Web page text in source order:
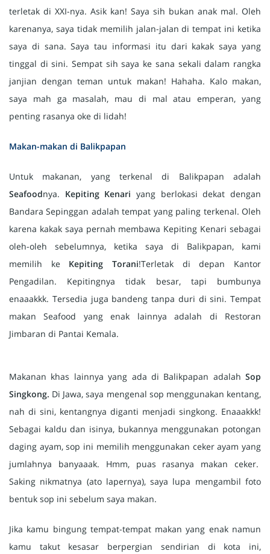
terletak di XXI-nya. Asik kan! Saya sih bukan anak mal. Oleh
karenanya, saya tidak memilih jalan-jalan di tempat ini ketika
saya di sana. Saya tau informasi itu dari kakak saya yang
tinggal di sini. Sempat sih saya ke sana sekali dalam rangka
janjian dengan teman untuk makan! Hahaha. Kalo makan,
saya mah ga masalah, mau di mal atau emperan, yang
penting rasanya oke di lidah!
Makan-makan di Balikpapan
Untuk makanan, yang terkenal di Balikpapan adalah
Seafoodnya. Kepiting Kenari yang berlokasi dekat dengan
Bandara Sepinggan adalah tempat yang paling terkenal. Oleh
karena kakak saya pernah membawa Kepiting Kenari sebagai
oleh-oleh sebelumnya, ketika saya di Balikpapan, kami
memilih ke Kepiting Torani!Terletak di depan Kantor
Pengadilan. Kepitingnya tidak besar, tapi bumbunya
enaaakkk. Tersedia juga bandeng tanpa duri di sini. Tempat
makan Seafood yang enak lainnya adalah di Restoran
Jimbaran di Pantai Kemala.
Makanan khas lainnya yang ada di Balikpapan adalah Sop
Singkong. Di Jawa, saya mengenal sop menggunakan kentang,
nah di sini, kentangnya diganti menjadi singkong. Enaaakkk!
Sebagai kaldu dan isinya, bukannya menggunakan potongan
daging ayam, sop ini memilih menggunakan ceker ayam yang
jumlahnya banyaaak. Hmm, puas rasanya makan ceker.
Saking nikmatnya (ato lapernya), saya lupa mengambil foto
bentuk sop ini sebelum saya makan.
Jika kamu bingung tempat-tempat makan yang enak namun
kamu takut kesasar berpergian sendirian di kota ini,